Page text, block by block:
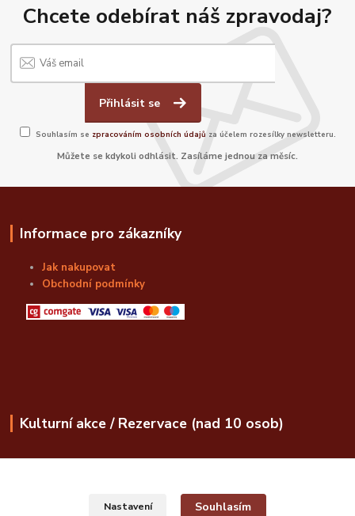
Chcete odebírat náš zpravodaj?
Přihlásit se
Souhlasím se zpracováním osobních údajů za účelem rozesílky newsletteru.
Můžete se kdykoli odhlásit. Zasíláme jednou za měsíc.
Informace pro zákazníky
Jak nakupovat
Obchodní podmínky
Kulturní akce / Rezervace (nad 10 osob)
Nastavení Souhlasím